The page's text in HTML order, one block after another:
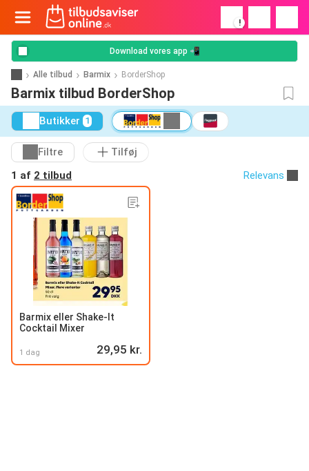
!
Download vores app 📲
Alle tilbud Barmix BorderShop
Barmix tilbud BorderShop
Butikker 1
Filtre
Tilføj
1 af 2 tilbud Relevans
Barmix eller Shake-It
Cocktail Mixer
1 dag 29,95 kr.